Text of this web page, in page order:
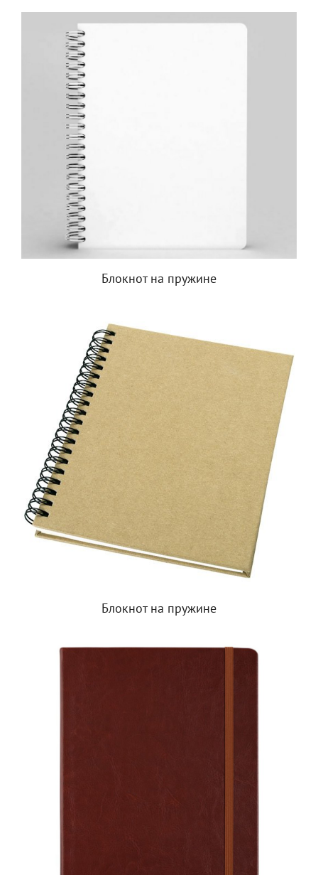
Блокнот на пружине
Блокнот на пружине